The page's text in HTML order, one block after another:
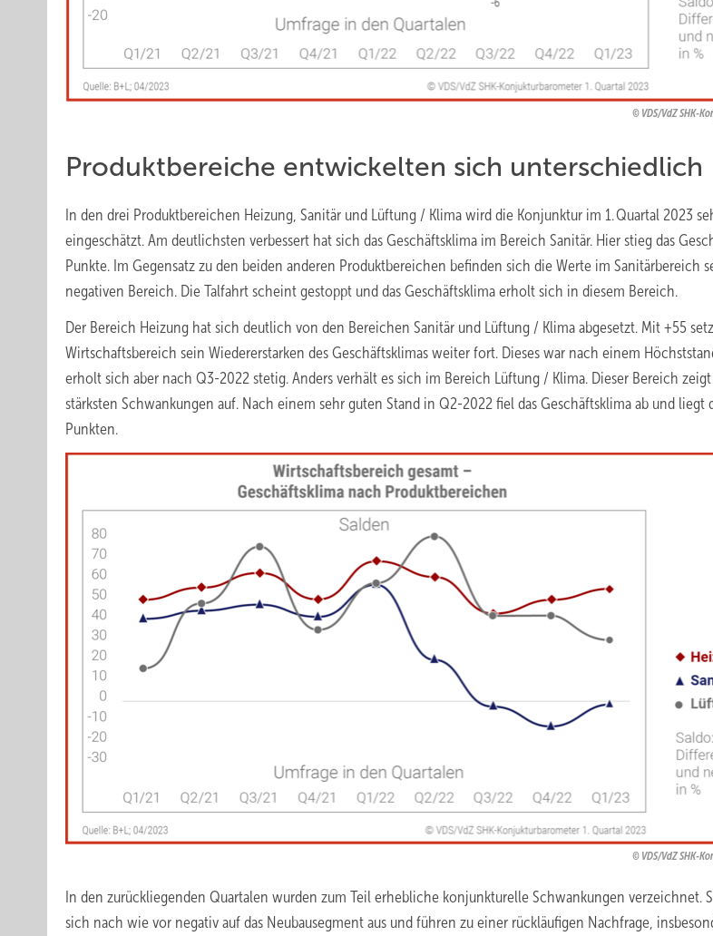
VDS/VdZ SHK-
Produktbereiche entwickelten sich unterschiedlich
In den drei Produktbereichen Heizung, Sanitär und Lüftung / Klima wird die Konjunktur im 1. Quartal 2023
eingeschätzt. Am deutlichsten verbessert hat sich das Geschäftsklima im Bereich Sanitär. Hier stieg das
Punkte. Im Gegensatz zu den beiden anderen Produktbereichen befinden sich die Werte im Sanitärbereich
negativen Bereich. Die Talfahrt scheint gestoppt und das Geschäftsklima erholt sich in diesem Bereich.
Der Bereich Heizung hat sich deutlich von den Bereichen Sanitär und Lüftung / Klima abgesetzt. Mit +55
Wirtschaftsbereich sein Wiedererstarken des Geschäftsklimas weiter fort. Dieses war nach einem
erholt sich aber nach Q3-2022 stetig. Anders verhält es sich im Bereich Lüftung / Klima. Dieser Bereich
stärksten Schwankungen auf. Nach einem sehr guten Stand in Q2-2022 fiel das Geschäftsklima ab und liegt
Punkten.
VDS/VdZ SHK-
In den zurückliegenden Quartalen wurden zum Teil erhebliche konjunkturelle Schwankungen verzeichnet.
sich nach wie vor negativ auf das Neubausegment aus und führen zu einer rückläufigen Nachfrage,